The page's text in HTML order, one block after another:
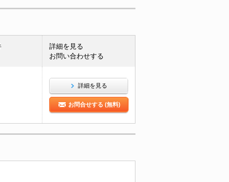
詳細を見る
お問い合わせする
詳細を見る
お問合せする (無料)